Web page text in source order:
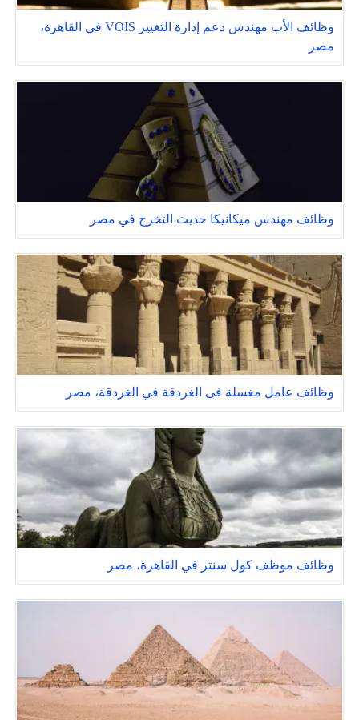
وظائف الأب مهندس دعم إدارة التغيير VOIS في القاهرة،
مصر
وظائف مهندس ميكانيكا حديث التخرج في مصر
وظائف عامل مغسلة فى الغردقة في الغردقة، مصر
وظائف موظف كول سنتر في القاهرة، مصر